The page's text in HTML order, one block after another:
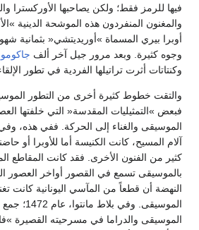
فيها للرمز فقط؛ ولكن يصاحبها الأوركسترا
والمغنون المنفردون هذه الموشحة الدينية
أوبرا بيري المسماة »أوريديتشي« بثمانية
وجوه كثيرة. وبعد مرور جيل آخر ألف
وكنتاتات أثرت تراتيلها الفردية في تطور
والتقت خطوط كثيرة أخرى من التطور
فبعض »التمثيليات المقدسة« التي خلفتها
الموسيقى والغناء إلى الحركة. ففي هذه،
آلام المسيح، كانت الكنيسة أما للأوبرا أو
كثير من الفنون الأخرى. فقد كانت المقاطع
بالموسيقى تسمع في القصور أواخر العصور
النهضة أن قطعاً من المآسي اليونانية كانت
الموسيقى. وفي بلاط مانتوا، عام 1472؛ جمع
الموسيقى والدراما في مسرحيته القصيرة